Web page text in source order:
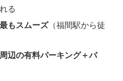
る
もスムーズ（福間駅から徒
辺の有料パーキング＋バ